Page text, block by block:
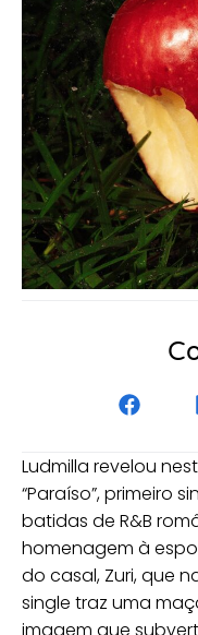
Ludmilla revelou
“Paraíso”, primeiro
batidas de R&B
homenagem à
do casal, Zuri, que
single traz uma